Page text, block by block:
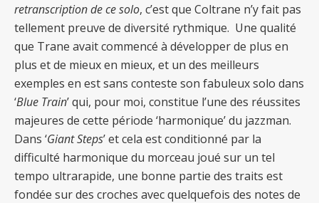
retranscription de ce solo, c’est que Coltrane n’y fait pas
tellement preuve de diversité rythmique. Une qualité
que Trane avait commencé à développer de plus en
plus et de mieux en mieux, et un des meilleurs
exemples en est sans conteste son fabuleux solo dans
‘Blue Train’ qui, pour moi, constitue l’une des réussites
majeures de cette période ‘harmonique’ du jazzman.
Dans ‘Giant Steps’ et cela est conditionné par la
difficulté harmonique du morceau joué sur un tel
tempo ultrarapide, une bonne partie des traits est
fondée sur des croches avec quelquefois des notes de